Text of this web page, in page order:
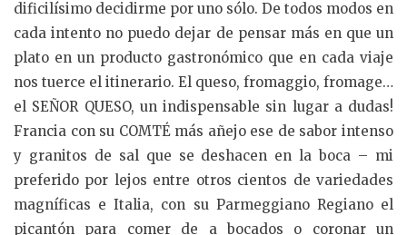
dificilísimo decidirme por uno sólo. De todos modos en
cada intento no puedo dejar de pensar más en que un
plato en un producto gastronómico que en cada viaje
nos tuerce el itinerario. El queso, fromaggio, fromage…
el SEÑOR QUESO, un indispensable sin lugar a dudas!
Francia con su COMTÉ más añejo ese de sabor intenso
y granitos de sal que se deshacen en la boca – mi
preferido por lejos entre otros cientos de variedades
magníficas e Italia, con su Parmeggiano Regiano el
picantón para comer de a bocados o coronar un